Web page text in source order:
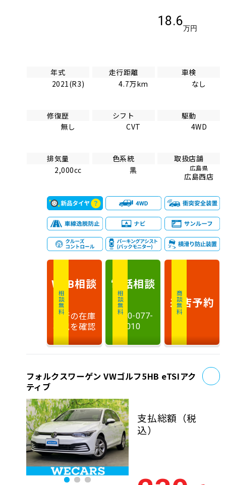
18.6
万円
年式
2021(R3)
走行距離
4.7万km
車検
なし
修復歴
無し
シフト
CVT
駆動
4WD
排気量
2,000cc
色系統
黒
取扱店舗
広島県
広島西店
相談無料
WEB相談
最新の在庫
状況を確認
相談無料
電話相談
0120-077-
010
商談無料
来店予約
フォルクスワーゲン VWゴルフ5HB eTSIアク
ティブ
支払総額 （税
込）